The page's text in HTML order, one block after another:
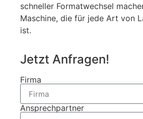
schneller Formatwechsel
Maschine, die für jede Art von
ist.
Jetzt Anfragen!
Firma
Ansprechpartner